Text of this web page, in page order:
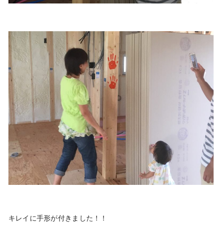
キレイに手形が付きました！！